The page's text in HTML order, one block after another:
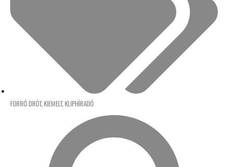
FORRÓ DRÓT, KIEMELT, KLIPHÍRADÓ